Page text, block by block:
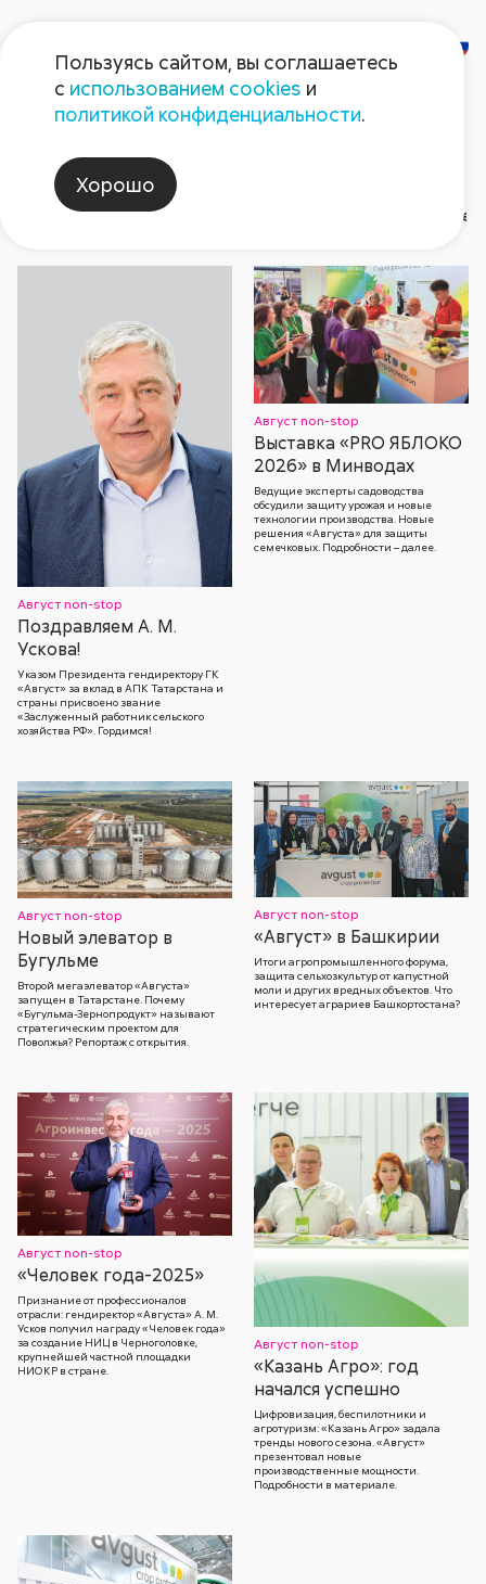
Газета
Номер газеты Архив
2024
Герой номера Август non-stop
2024
Август non-stop
Поздравляем А. М.
Ускова!
Указом Президента гендиректору ГК
«Август» за вклад в АПК Татарстана и
страны присвоено звание
«Заслуженный работник сельского
хозяйства РФ». Гордимся!
Август non-stop
Выставка «PRO ЯБЛОКО
2026» в Минводах
Ведущие эксперты садоводства
обсудили защиту урожая и новые
технологии производства. Новые
решения «Августа» для защиты
семечковых. Подробности – далее.
Август non-stop
Новый элеватор в
Бугульме
Второй мегаэлеватор «Августа»
запущен в Татарстане. Почему
«Бугульма-Зернопродукт» называют
стратегическим проектом для
Поволжья? Репортаж с открытия.
Август non-stop
«Август» в Башкирии
Итоги агропромышленного форума,
защита сельхозкультур от капустной
моли и других вредных объектов. Что
интересует аграриев Башкортостана?
Август non-stop
«Человек года-2025»
Признание от профессионалов
отрасли: гендиректор «Августа» А. М.
Усков получил награду «Человек года»
за создание НИЦ в Черноголовке,
крупнейшей частной площадки
НИОКР в стране.
Август non-stop
«Казань Агро»: год
начался успешно
Цифровизация, беспилотники и
агротуризм: «Казань Агро» задала
тренды нового сезона. «Август»
презентовал новые
производственные мощности.
Подробности в материале.
Пользуясь сайтом, вы соглашаетесь
с использованием cookies и
политикой конфиденциальности.
Хорошо